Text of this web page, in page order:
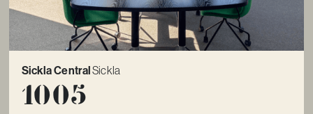
Sickla CentralSickla
1005